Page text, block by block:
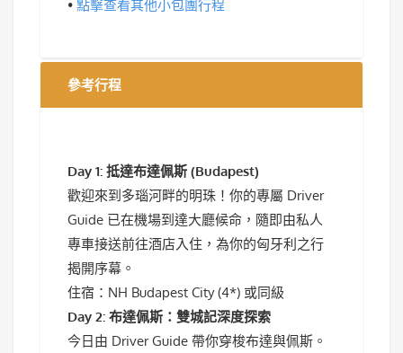
• 點擊查看其他小包團行程
參考行程
Day 1: 抵達布達佩斯 (Budapest)
歡迎來到多瑙河畔的明珠！你的專屬 Driver
Guide 已在機場到達大廳候命，隨即由私人
專車接送前往酒店入住，為你的匈牙利之行
揭開序幕。
住宿：NH Budapest City (4*) 或同級
Day 2: 布達佩斯：雙城記深度探索
今日由 Driver Guide 帶你穿梭布達與佩斯。